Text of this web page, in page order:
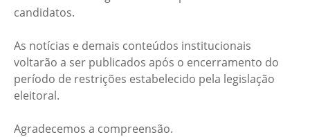
candidatos.
As notícias e demais conteúdos institucionais
voltarão a ser publicados após o encerramento do
período de restrições estabelecido pela legislação
eleitoral.
Agradecemos a compreensão.